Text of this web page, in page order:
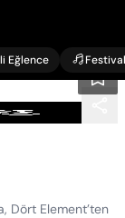
Eğlence Festival
Dört Element’ten